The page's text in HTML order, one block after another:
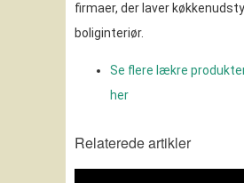
firmaer, der laver
boliginteriør.
Se flere lækre
her
Relaterede artikler